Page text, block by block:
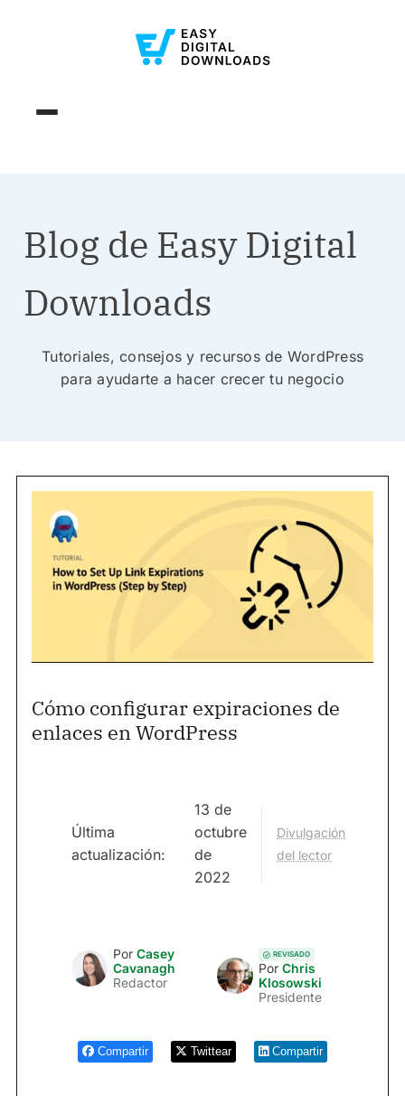
Blog de Easy Digital
Downloads
Tutoriales, consejos y recursos de WordPress
para ayudarte a hacer crecer tu negocio
Cómo configurar expiraciones de
enlaces en WordPress
Última
actualización:
13 de
octubre
de
2022
Divulgación
del lector
Por Casey
Cavanagh
Redactor
REVISADO
Por Chris
Klosowski
Presidente
Compartir Twittear Compartir